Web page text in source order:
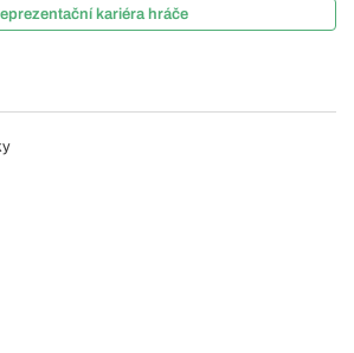
kariéra hráče